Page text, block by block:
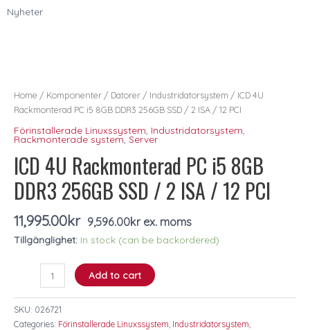
Nyheter
Home / Komponenter / Datorer / Industridatorsystem / ICD 4U
Rackmonterad PC i5 8GB DDR3 256GB SSD / 2 ISA / 12 PCI
Förinstallerade Linuxssystem Industridatorsystem
Rackmonterade system Server
ICD 4U Rackmonterad PC i5 8GB
DDR3 256GB SSD / 2 ISA / 12 PCI
11,995.00kr 9,596.00krex. moms
Tillgänglighet: In stock (can be backordered)
PC
i5
DDR3
SSD
/
/
12
quantity
Add to cart
SKU: 026721
Categories: Förinstallerade Linuxssystem Industridatorsystem